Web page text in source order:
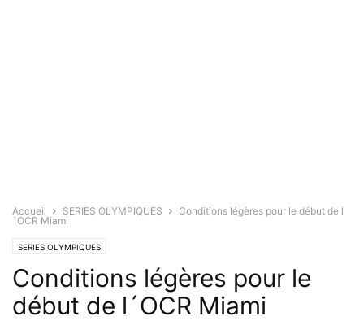
Accueil SERIES OLYMPIQUES
Conditions légères pour le début de l
´OCR Miami
SERIES OLYMPIQUES
Conditions légères pour le
début de l´OCR Miami